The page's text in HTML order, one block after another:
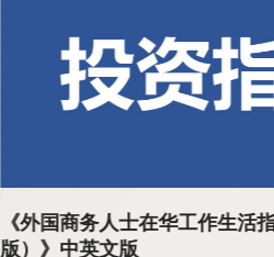
鑫恩华（天津）大数据